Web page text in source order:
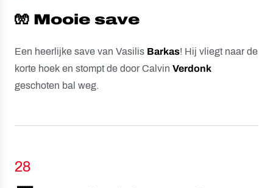
🧤 Mooie save
Een heerlijke save van Vasilis Barkas! Hij vliegt naar de
korte hoek en stompt de door Calvin Verdonk
geschoten bal weg.
28